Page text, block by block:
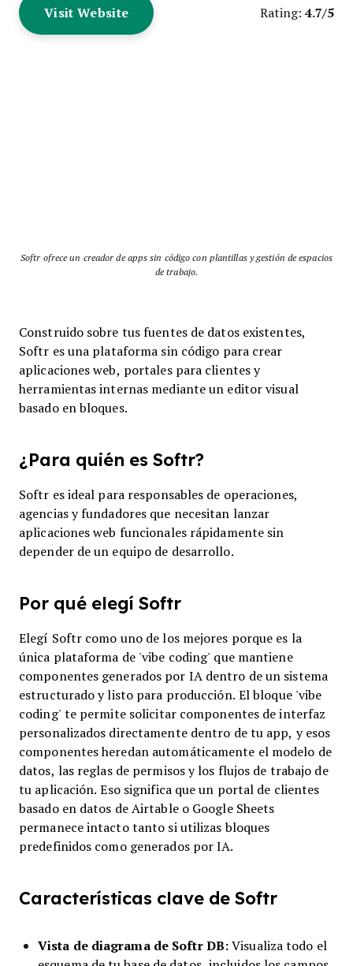
Visit Website Rating: 4.7/5
Softr ofrece un creador de apps sin código con plantillas y gestión de espacios
de trabajo.
Construido sobre tus fuentes de datos existentes,
Softr es una plataforma sin código para crear
aplicaciones web, portales para clientes y
herramientas internas mediante un editor visual
basado en bloques.
¿Para quién es Softr?
Softr es ideal para responsables de operaciones,
agencias y fundadores que necesitan lanzar
aplicaciones web funcionales rápidamente sin
depender de un equipo de desarrollo.
Por qué elegí Softr
Elegí Softr como uno de los mejores porque es la
única plataforma de 'vibe coding' que mantiene
componentes generados por IA dentro de un sistema
estructurado y listo para producción. El bloque 'vibe
coding' te permite solicitar componentes de interfaz
personalizados directamente dentro de tu app, y esos
componentes heredan automáticamente el modelo de
datos, las reglas de permisos y los flujos de trabajo de
tu aplicación. Eso significa que un portal de clientes
basado en datos de Airtable o Google Sheets
permanece intacto tanto si utilizas bloques
predefinidos como generados por IA.
Características clave de Softr
Vista de diagrama de Softr DB:Visualiza todo el